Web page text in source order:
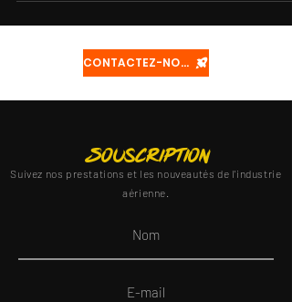
CONTACTEZ-NOUS
Souscription
Suivez nos prestations et les nouveautés de l'industrie
aérienne.